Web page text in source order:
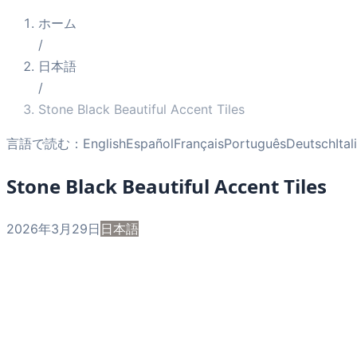
ホーム
/
日本語
/
Stone Black Beautiful Accent Tiles
言語で読む： EnglishEspañolFrançaisPortuguêsDeutsch
Stone Black Beautiful Accent Tiles
2026年3月29日 日本語